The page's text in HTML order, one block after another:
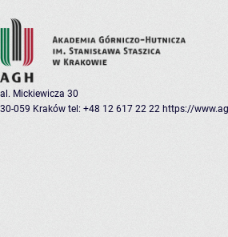
al. Mickiewicza 30
30-059 Kraków tel: +48 12 617 22 22 https://